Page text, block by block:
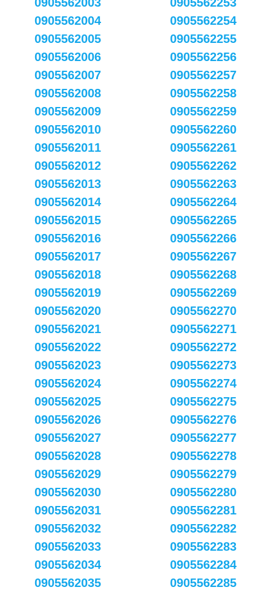
0905562004
0905562005
0905562006
0905562007
0905562008
0905562009
0905562010
0905562011
0905562012
0905562013
0905562014
0905562015
0905562016
0905562017
0905562018
0905562019
0905562020
0905562021
0905562022
0905562023
0905562024
0905562025
0905562026
0905562027
0905562028
0905562029
0905562030
0905562031
0905562032
0905562033
0905562034
0905562035
0905562254
0905562255
0905562256
0905562257
0905562258
0905562259
0905562260
0905562261
0905562262
0905562263
0905562264
0905562265
0905562266
0905562267
0905562268
0905562269
0905562270
0905562271
0905562272
0905562273
0905562274
0905562275
0905562276
0905562277
0905562278
0905562279
0905562280
0905562281
0905562282
0905562283
0905562284
0905562285